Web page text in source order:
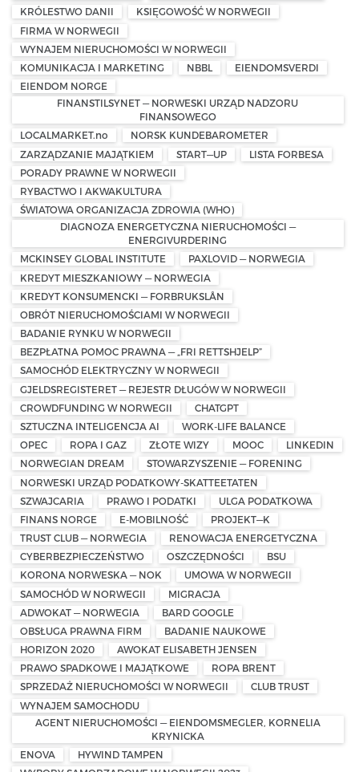
KRÓLESTWO DANII
KSIĘGOWOŚĆ W NORWEGII
FIRMA W NORWEGII
WYNAJEM NIERUCHOMOŚCI W NORWEGII
KOMUNIKACJA I MARKETING
NBBL
EIENDOMSVERDI
EIENDOM NORGE
FINANSTILSYNET — NORWESKI URZĄD NADZORU
FINANSOWEGO
LOCALMARKET.no
NORSK KUNDEBAROMETER
ZARZĄDZANIE MAJĄTKIEM
START—UP
LISTA FORBESA
PORADY PRAWNE W NORWEGII
RYBACTWO I AKWAKULTURA
ŚWIATOWA ORGANIZACJA ZDROWIA (WHO)
DIAGNOZA ENERGETYCZNA NIERUCHOMOŚCI —
ENERGIVURDERING
MCKINSEY GLOBAL INSTITUTE
PAXLOVID — NORWEGIA
KREDYT MIESZKANIOWY — NORWEGIA
KREDYT KONSUMENCKI — FORBRUKSLÅN
OBRÓT NIERUCHOMOŚCIAMI W NORWEGII
BADANIE RYNKU W NORWEGII
BEZPŁATNA POMOC PRAWNA — „FRI RETTSHJELP”
SAMOCHÓD ELEKTRYCZNY W NORWEGII
GJELDSREGISTERET — REJESTR DŁUGÓW W NORWEGII
CROWDFUNDING W NORWEGII
CHATGPT
SZTUCZNA INTELIGENCJA AI
WORK-LIFE BALANCE
OPEC
ROPA I GAZ ZŁOTE WIZY MOOC
LINKEDIN
NORWEGIAN DREAM
STOWARZYSZENIE — FORENING
NORWESKI URZĄD PODATKOWY-SKATTEETATEN
SZWAJCARIA
PRAWO I PODATKI
ULGA PODATKOWA
FINANS NORGE
E-MOBILNOŚĆ
PROJEKT—K
TRUST CLUB — NORWEGIA
RENOWACJA ENERGETYCZNA
CYBERBEZPIECZEŃSTWO
OSZCZĘDNOŚCI
BSU
KORONA NORWESKA — NOK
UMOWA W NORWEGII
SAMOCHÓD W NORWEGII
MIGRACJA
ADWOKAT — NORWEGIA
BARD GOOGLE
OBSŁUGA PRAWNA FIRM
BADANIE NAUKOWE
HORIZON 2020
AWOKAT ELISABETH JENSEN
PRAWO SPADKOWE I MAJĄTKOWE
ROPA BRENT
SPRZEDAŻ NIERUCHOMOŚCI W NORWEGII
CLUB TRUST
WYNAJEM SAMOCHODU
AGENT NIERUCHOMOŚCI — EIENDOMSMEGLER, KORNELIA
KRYNICKA
ENOVA
HYWIND TAMPEN